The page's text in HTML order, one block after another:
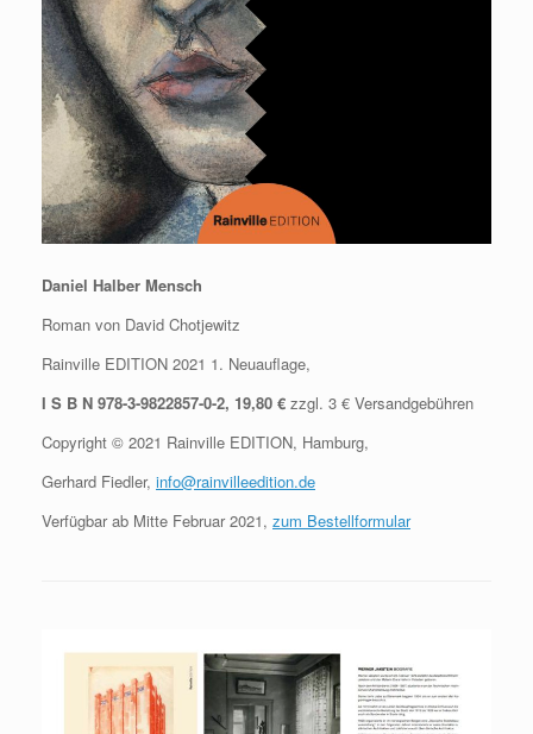
Daniel Halber Mensch
Roman von David Chotjewitz
Rainville EDITION 2021 1. Neuauflage,
I S B N 978-3-9822857-0-2, 19,80 € zzgl. 3 € Versandgebühren
Copyright © 2021 Rainville EDITION, Hamburg,
Gerhard Fiedler, info@rainvilleedition.de
Verfügbar ab Mitte Februar 2021, zum Bestellformular